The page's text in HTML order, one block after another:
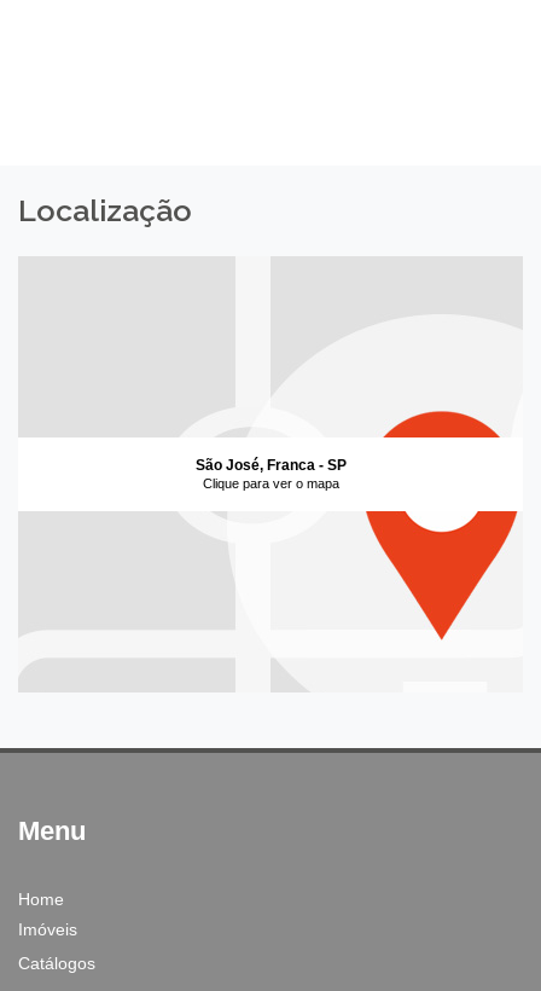
Localização
São José, Franca - SP
Clique para ver o mapa
Menu
Home
Imóveis
Catálogos